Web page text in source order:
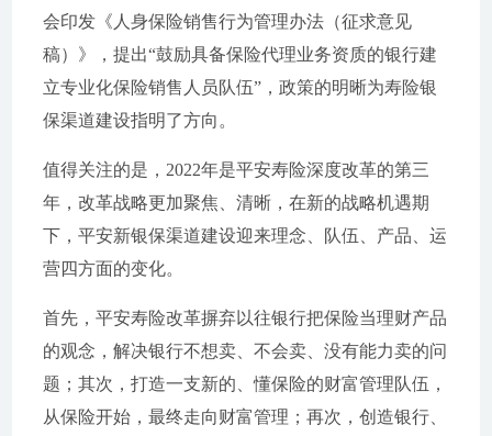
会印发《人身保险销售行为管理办法（征求意见
稿）》，提出“鼓励具备保险代理业务资质的银行建
立专业化保险销售人员队伍”，政策的明晰为寿险银
保渠道建设指明了方向。
值得关注的是，2022年是平安寿险深度改革的第三
年，改革战略更加聚焦、清晰，在新的战略机遇期
下，平安新银保渠道建设迎来理念、队伍、产品、运
营四方面的变化。
首先，平安寿险改革摒弃以往银行把保险当理财产品
的观念，解决银行不想卖、不会卖、没有能力卖的问
题；其次，打造一支新的、懂保险的财富管理队伍，
从保险开始，最终走向财富管理；再次，创造银行、